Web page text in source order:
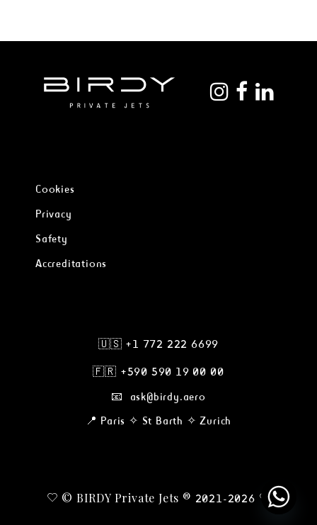
Cookies
Privacy
Safety
Accreditations
🇺🇸 +1 772 222 6699
🇫🇷 +590 590 19 00 00
📧 ask@birdy.aero
📍 Paris ✧ St Barth ✧ Zurich
© BIRDY Private Jets ® 2021-2026